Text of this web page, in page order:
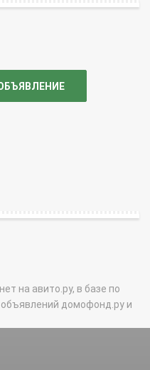
на авито.ру, в базе по
домофонд.ру и